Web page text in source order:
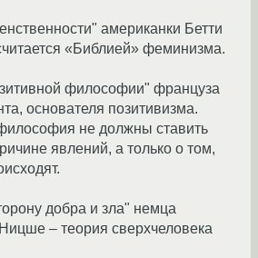
американки Бетти
«Библией» феминизма.
философии" француза
основателя позитивизма.
не должны ставить
явлений, а только о том,
добра и зла" немца
– теория сверхчеловека